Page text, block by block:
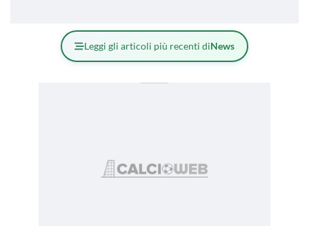
Leggi gli articoli più recenti diNews